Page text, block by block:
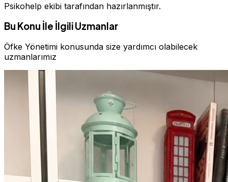
Psikohelp ekibi tarafından hazırlanmıştır.
Bu Konu İle İlgili Uzmanlar
Öfke Yönetimi konusunda size yardımcı olabilecek
uzmanlarımız